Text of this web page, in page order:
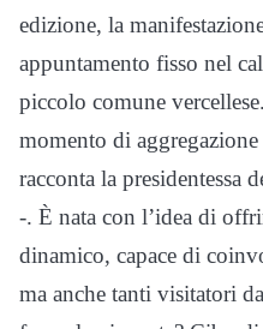
edizione, la
appuntamento fisso nel
piccolo comune
momento di
racconta la presidentessa
-. È nata con l’idea di
dinamico, capace di
ma anche tanti visitatori